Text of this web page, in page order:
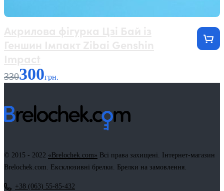
330300грн.
© 2015 - 2022 «Brelochek.com» Всі права захищені. Інтернет-магазин
Brelochek.com. Ексклюзивні брелки. Брелки на замовлення.
+38 (063) 55-85-432